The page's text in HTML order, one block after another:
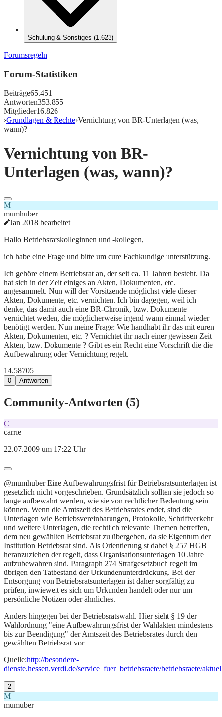
Schulung & Sonstiges (1.623)
Forumsregeln
Forum-Statistiken
Beiträge65.451
Antworten353.855
Mitglieder16.826
›Grundlagen & Rechte›Vernichtung von BR-Unterlagen (was,
wann)?
Vernichtung von BR-
Unterlagen (was, wann)?
M
mumhuber
Jan 2018 bearbeitet
Hallo Betriebsratskolleginnen und -kollegen,
ich habe eine Frage und bitte um eure Fachkundige unterstützung.
Ich gehöre einem Betriebsrat an, der seit ca. 11 Jahren besteht. Da
hat sich in der Zeit einiges an Akten, Dokumenten, etc.
angesammelt. Nun will der Vorsitzende möglichst viele dieser
Akten, Dokumente, etc. vernichten. Ich bin dagegen, weil ich
denke, das damit auch eine BR-Chronik, bzw. Dokumente
vernichtet weden, die möglicherweise irgend wann einmal wieder
benötigt werden. Nun meine Frage: Wie handhabt ihr das mit euren
Akten, Dokumenten, etc. ? Vernichtet ihr nach einer gewissen Zeit
Akten, bzw. Dokumente ? Gibt es ein Recht eine Vorschrift die die
Aufbewahrung oder Vernichtung regelt.
14.58705
0 Antworten
Community-Antworten (5)
C
carrie
22.07.2009 um 17:22 Uhr
@mumhuber Eine Aufbewahrungsfrist für Betriebsratsunterlagen ist
gesetzlich nicht vorgeschrieben. Grundsätzlich sollten sie jedoch so
lange aufbewahrt werden, wie sie von rechtlicher Bedeutung sein
können. Wenn die Amtszeit des Betriebsrates endet, sind die
Unterlagen wie Betriebsvereinbarungen, Protokolle, Schriftverkehr
und weitere Unterlagen, die rechtlich relevante Themen betreffen,
dem neu gewählten Betriebsrat zu übergeben, da sie Eigentum der
Institution Betriebsrat sind. Als Orientierung st dabei § 257 HGB
heranzuziehen der regelt, dass Organisationsunterlagen 10 Jahre
aufzubewahren sind. Paragraph 274 Strafgesetzbuch regelt im
übrigen den Tatbestand der Urkundenunterdrückung. Bei der
Entsorgung von Betriebsratsunterlagen ist daher sorgfältig zu
prüfen, inwieweit es sich um Urkunden handelt oder nur um
persönliche Notizen oder ähnliches.
Anders hingegen bei der Betriebsratswahl. Hier sieht § 19 der
Wahlordnung "eine Aufbewahrungsfrist der Wahlakten mindestens
bis zur Beendigung" der Amtszeit des Betriebsrates durch den
gewählten Betriebsrat vor.
Quelle:http://besondere-
dienste.hessen.verdi.de/service_fuer_betriebsraete/betriebsraete/
2
M
mumuber